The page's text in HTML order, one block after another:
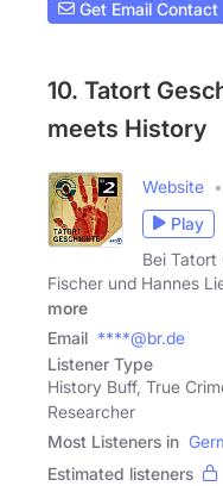
Get Email Contact
10. Tatort
meets History
Website
Play
Bei Tatort
Fischer und Hannes
more
Email ****@br.de
Listener Type
History Buff, True
Researcher
Most Listeners in
Estimated listeners